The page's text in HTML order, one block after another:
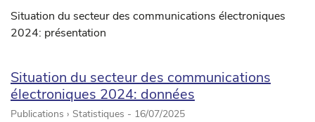
Situation du secteur des communications électroniques
2024: présentation
Situation du secteur des communications
électroniques 2024: données
Publications › Statistiques - 16/07/2025